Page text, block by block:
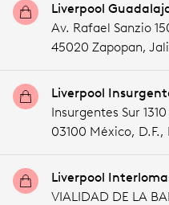
Liverpool
Av. Rafael Sanzio
45020 Zapopan,
Liverpool
Insurgentes Sur
03100 México, D.F.,
Liverpool
VIALIDAD DE LA